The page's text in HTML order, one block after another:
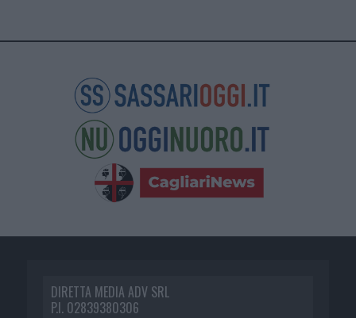
DIRETTA MEDIA ADV SRL
P.I. 02839380306